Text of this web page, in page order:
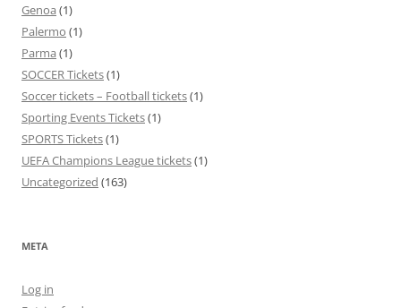
Genoa (1)
Palermo (1)
Parma (1)
SOCCER Tickets(1)
Soccer tickets – Football tickets(1)
Sporting Events Tickets(1)
SPORTS Tickets(1)
UEFA Champions League tickets(1)
Uncategorized (163)
META
Log in